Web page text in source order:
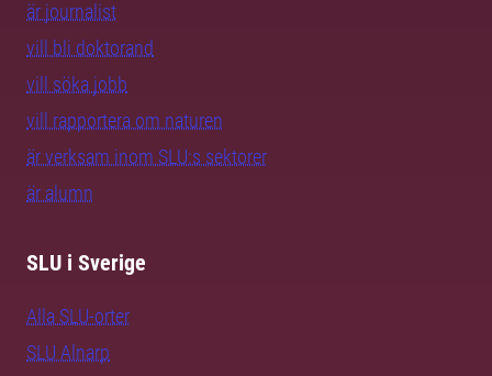
är journalist
vill bli doktorand
vill söka jobb
vill rapportera om naturen
är verksam inom SLU:s sektorer
är alumn
SLU i Sverige
Alla SLU-orter
SLU Alnarp